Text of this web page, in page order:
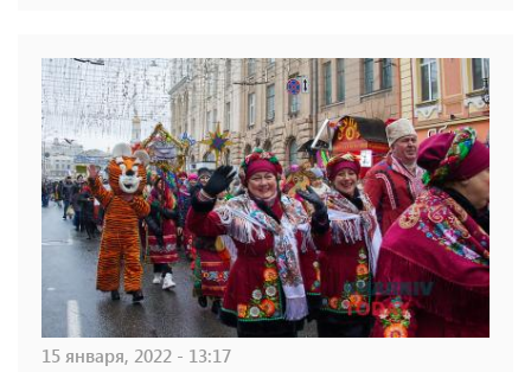
15 января, 2022 - 13:17